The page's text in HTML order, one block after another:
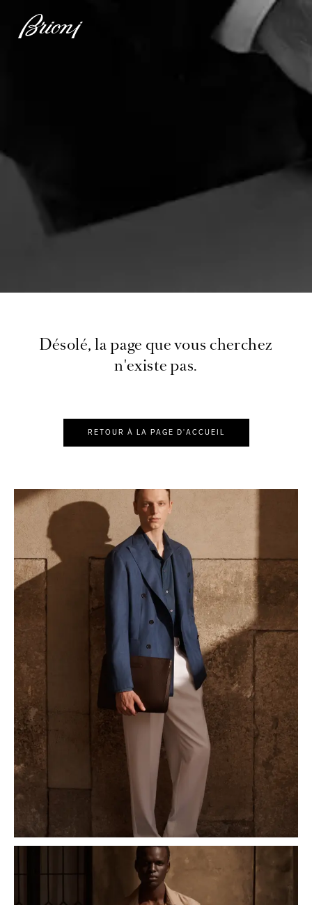
Désolé, la page que vous cherchez
n'existe pas.
RETOUR À LA PAGE D'ACCUEIL